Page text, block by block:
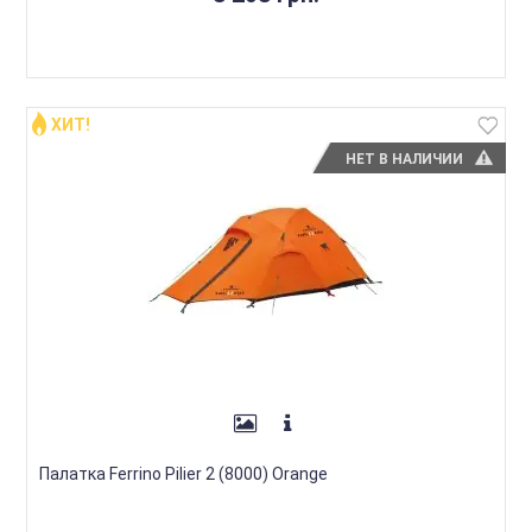
НЕТ В НАЛИЧИИ
ХИТ!
Палатка Ferrino Pilier 2 (8000) Orange